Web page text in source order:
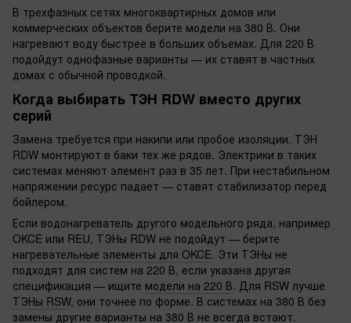
В трехфазных сетях многоквартирных домов или
коммерческих объектов берите модели на 380 В. Они
нагревают воду быстрее в больших объемах. Для 220 В
подойдут однофазные варианты — их ставят в частных
домах с обычной проводкой.
Когда выбирать ТЭН RDW вместо других
серий
Замена требуется при накипи или пробое изоляции. ТЭН
RDW монтируют в баки тех же рядов. Электрики в таких
системах меняют элемент раз в 35 лет. При нестабильном
напряжении ресурс падает — ставят стабилизатор перед
бойлером.
Если водонагреватель другого модельного ряда, например
OKCE или REU, ТЭНы RDW не подойдут — берите
нагревательные элементы для OKCE. Эти ТЭНы не
подходят для систем на 220 В, если указана другая
спецификация — ищите модели на 220 В. Для RSW лучше
ТЭНы RSW, они точнее по форме. В системах на 380 В без
замены другие варианты на 380 В не всегда встают.